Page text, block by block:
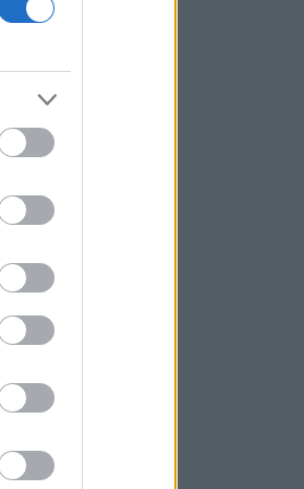
Bank of America: Η Gen Z αποταμιεύει
πυροπροστασίας και πρόκληση
πυρκαγιάς από αμέλεια
Λευκού Οίκου και της προεκλογικής
εκστρατείας του Τραμπ
Πύργος: Ενισχύθηκαν οι
πυροσβεστικές δυνάμεις που
ΑΑΔΕ: 1.296 φιάλες παράνομου φρέον
Πίσω από τις κινήσεις του Μπέσεντ η
Wall Street βλέπει έντονη ανησυχία
Ηλεία: Φωτιά στο Μουζάκι του Δήμου